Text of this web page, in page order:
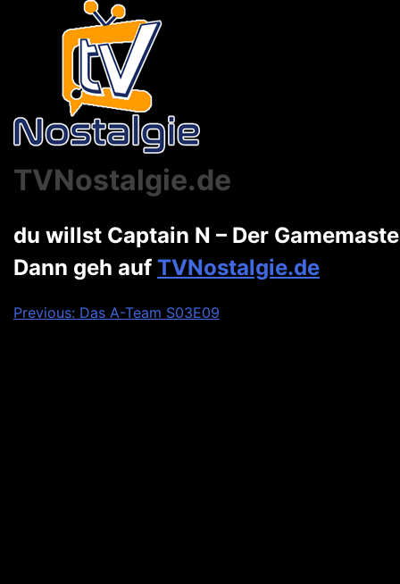
TVNostalgie.de
du willst Captain N – Der
Dann geh auf TVNostalgie.de
Beitragsnavigation
Previous: Das A-Team S03E09